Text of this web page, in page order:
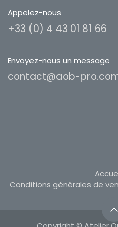
Appelez-nous
+33 (0) 4 43 01 81 66
Envoyez-nous un message
contact@aob-
Conditions générales de